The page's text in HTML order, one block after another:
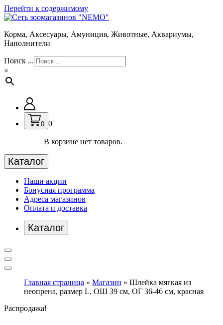
Перейти к содержимому
Корма, Аксесуары, Амуниция, Животные, Аквариумы,
Наполнители
Поиск ...
×
0 0
В корзине нет товаров.
Каталог
Наши акции
Бонусная программа
Адреса магазинов
Оплата и доставка
Каталог
Главная страница » Магазин » Шлейка мягкая из
неопрена, размер L, ОШ 39 см, ОГ 36-46 см, красная
Распродажа!